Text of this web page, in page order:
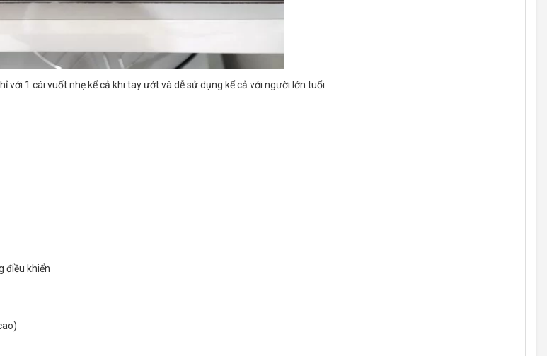
1 cái vuốt nhẹ kể cả khi tay ướt và dễ sử dụng kể cả với người lớn tuổi.
điều khiển